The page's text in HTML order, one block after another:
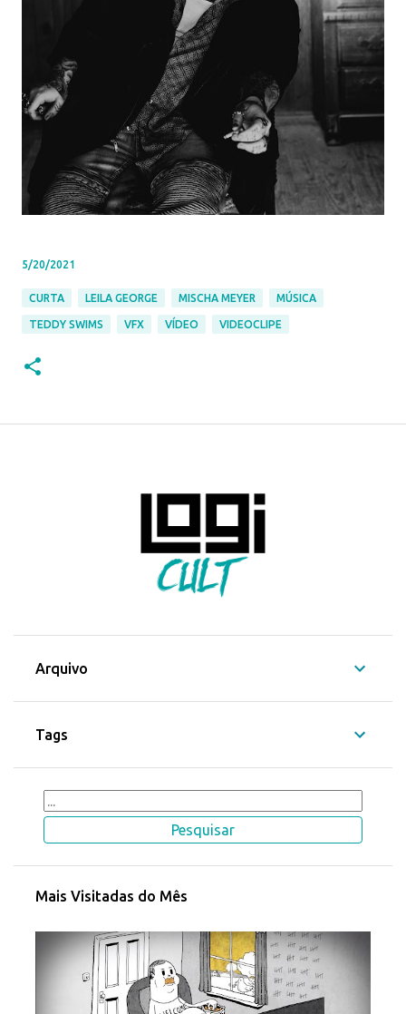
5/20/2021
CURTA LEILA GEORGE MISCHA MEYER MÚSICA
TEDDY SWIMS VFX VÍDEO VIDEOCLIPE
Arquivo
Tags
Mais Visitadas do Mês